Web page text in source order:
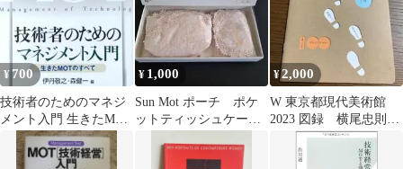
¥700
技術者のためのマネジ
メント入門 生きたMOT
のすべて
¥ 1,000
Sun Mot ポーチ ポケ
ットティッシュケース
¥2,000
W 東京都現代美術館
2023 図録 横尾忠則
サム・フランスシス
他非売品